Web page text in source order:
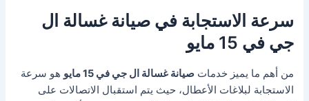
سرعة الاستجابة في صيانة غسالة ال
جي في 15 مايو
من أهم ما يميز خدماتصيانة غسالة ال جي في 15 مايو
هو سرعة
الاستجابة لبلاغات الأعطال، حيث يتم استقبال الاتصالات على